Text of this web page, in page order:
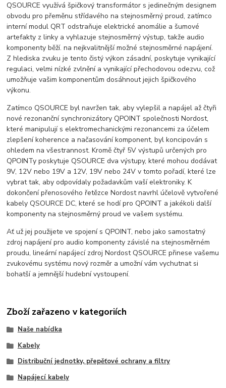
QSOURCE využívá špičkový transformátor s jedinečným designem
obvodu pro přeměnu střídavého na stejnosměrný proud, zatímco
interní modul QRT odstraňuje elektrické anomálie a šumové
artefakty z linky a vyhlazuje stejnosměrný výstup, takže audio
komponenty běží. na nejkvalitnější možné stejnosměrné napájení.
Z hlediska zvuku je tento čistý výkon zásadní, poskytuje vynikající
regulaci, velmi nízké zvlnění a vynikající přechodovou odezvu, což
umožňuje vašim komponentům dosáhnout jejich špičkového
výkonu.
Zatímco QSOURCE byl navržen tak, aby vylepšil a napájel až čtyři
nové rezonanční synchronizátory QPOINT společnosti Nordost,
které manipulují s elektromechanickými rezonancemi za účelem
zlepšení koherence a načasování komponent, byl koncipován s
ohledem na všestrannost. Kromě čtyř 5V výstupů určených pro
QPOINTy poskytuje QSOURCE dva výstupy, které mohou dodávat
9V, 12V nebo 19V a 12V, 19V nebo 24V v ​​tomto pořadí, které lze
vybrat tak, aby odpovídaly požadavkům vaší elektroniky. K
dokončení přenosového řetězce Nordost navrhl účelově vytvořené
kabely QSOURCE DC, které se hodí pro QPOINT a jakékoli další
komponenty na stejnosměrný proud ve vašem systému.
Ať už jej použijete ve spojení s QPOINT, nebo jako samostatný
zdroj napájení pro audio komponenty závislé na stejnosměrném
proudu, lineární napájecí zdroj Nordost QSOURCE přinese vašemu
zvukovému systému nový rozměr a umožní vám vychutnat si
bohatší a jemnější hudební vystoupení.
Zboží zařazeno v kategoriích
Naše nabídka
Kabely
Distribuční jednotky, přepěťové ochrany a filtry
Napájecí kabely